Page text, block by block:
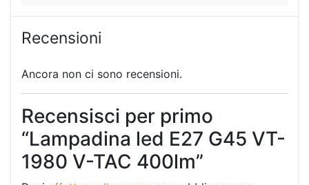
Recensioni
Ancora non ci sono recensioni.
Recensisci per primo
“Lampadina led E27 G45 VT-
1980 V-TAC 400lm”